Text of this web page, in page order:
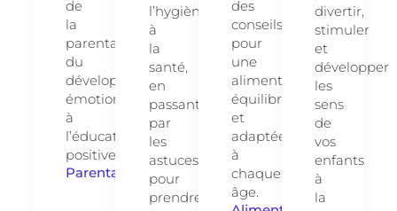
de
la
parentalité,
du
développement
émotionnel
à
l’éducation
positive.
Parentalité
l’hygiène
à
la
santé,
en
passant
par
les
astuces
pour
prendre
des
conseils
pour
une
alimentation
équilibrée
et
adaptée
à
chaque
âge.
divertir,
stimuler
et
développer
les
sens
de
vos
enfants
à
la